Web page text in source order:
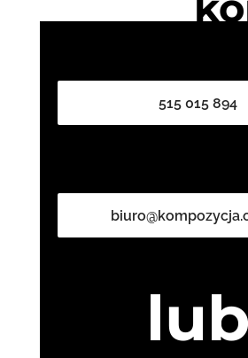
515 015 894
lub